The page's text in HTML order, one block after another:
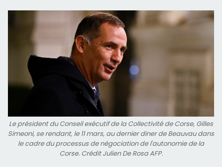
Le président du Conseil exécutif de la Collectivité de Corse, Gilles
Simeoni, se rendant, le 11 mars, au dernier diner de Beauvau dans
le cadre du processus de négociation de l'autonomie de la
Corse. Crédit Julien De Rosa AFP.